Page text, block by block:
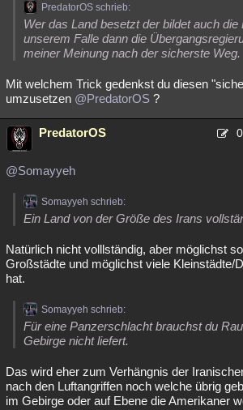
PredatorOS schrieb:
Wer das Land besetzt der bildet auch die
unserem Falle dann die
meiner Meinung nach der sicherste Weg.
Mit welchem Trick gedenkst du diesen
umzusetzen @PredatorOS ?
PredatorOS
@Somayyeh
Somayyeh schrieb:
Ein Land von der Größe des Irans
Natürlich nicht volllständig, aber möglichst
Großstädte und möglichst viele Kleinstädte/
hat.
Somayyeh schrieb:
Für eine Panzerschlacht brauchst du
Gebirge nicht liefert.
Das wird eher zum Verhängnis der
nach den Luftangriffen noch welche übrig
im Gebirge oder auf Ebene die Amerikaner